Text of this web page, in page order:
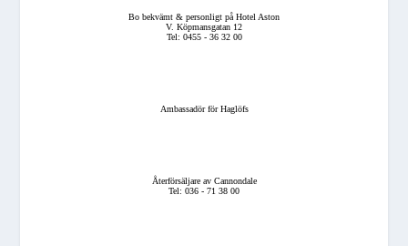
Bo bekvämt & personligt på Hotel Aston
V. Köpmansgatan 12
Tel: 0455 - 36 32 00
Ambassadör för Haglöfs
Återförsäljare av Cannondale
Tel: 036 - 71 38 00